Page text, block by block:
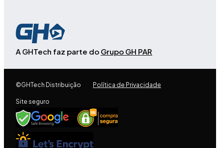
A GHTech faz parte do Grupo GH PAR
©GHTech Distribuição Política de Privacidade
Site seguro